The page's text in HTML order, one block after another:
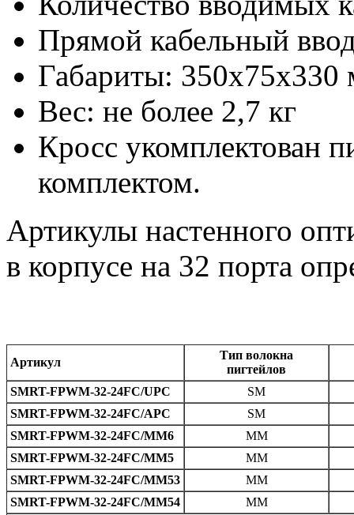
Прямой кабельный
Габариты: 350х75х330
Вес: не более 2,7 кг
Кросс укомплектован
комплектом.
Артикулы настенного
в корпусе на 32 порта
Артикул
Тип волокна
пигтейлов
SMRT-FPWM-32-24FC/UPC
SM
SMRT-FPWM-32-24FC/APC
SM
SMRT-FPWM-32-24FC/MM6
MM
SMRT-FPWM-32-24FC/MM5
MM
SMRT-FPWM-32-24FC/MM53
MM
SMRT-FPWM-32-24FC/MM54
MM